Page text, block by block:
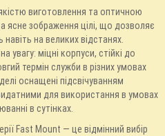
виготовлення та оптичною
ясне зображення цілі, що дозволяє
на великих відстанях.
увагу: міцні корпуси, стійкі до
термін служби в різних умовах
оснащені підсвічуванням
для використання в умовах
в сутінках.
Fast Mount — це відмінний вибір